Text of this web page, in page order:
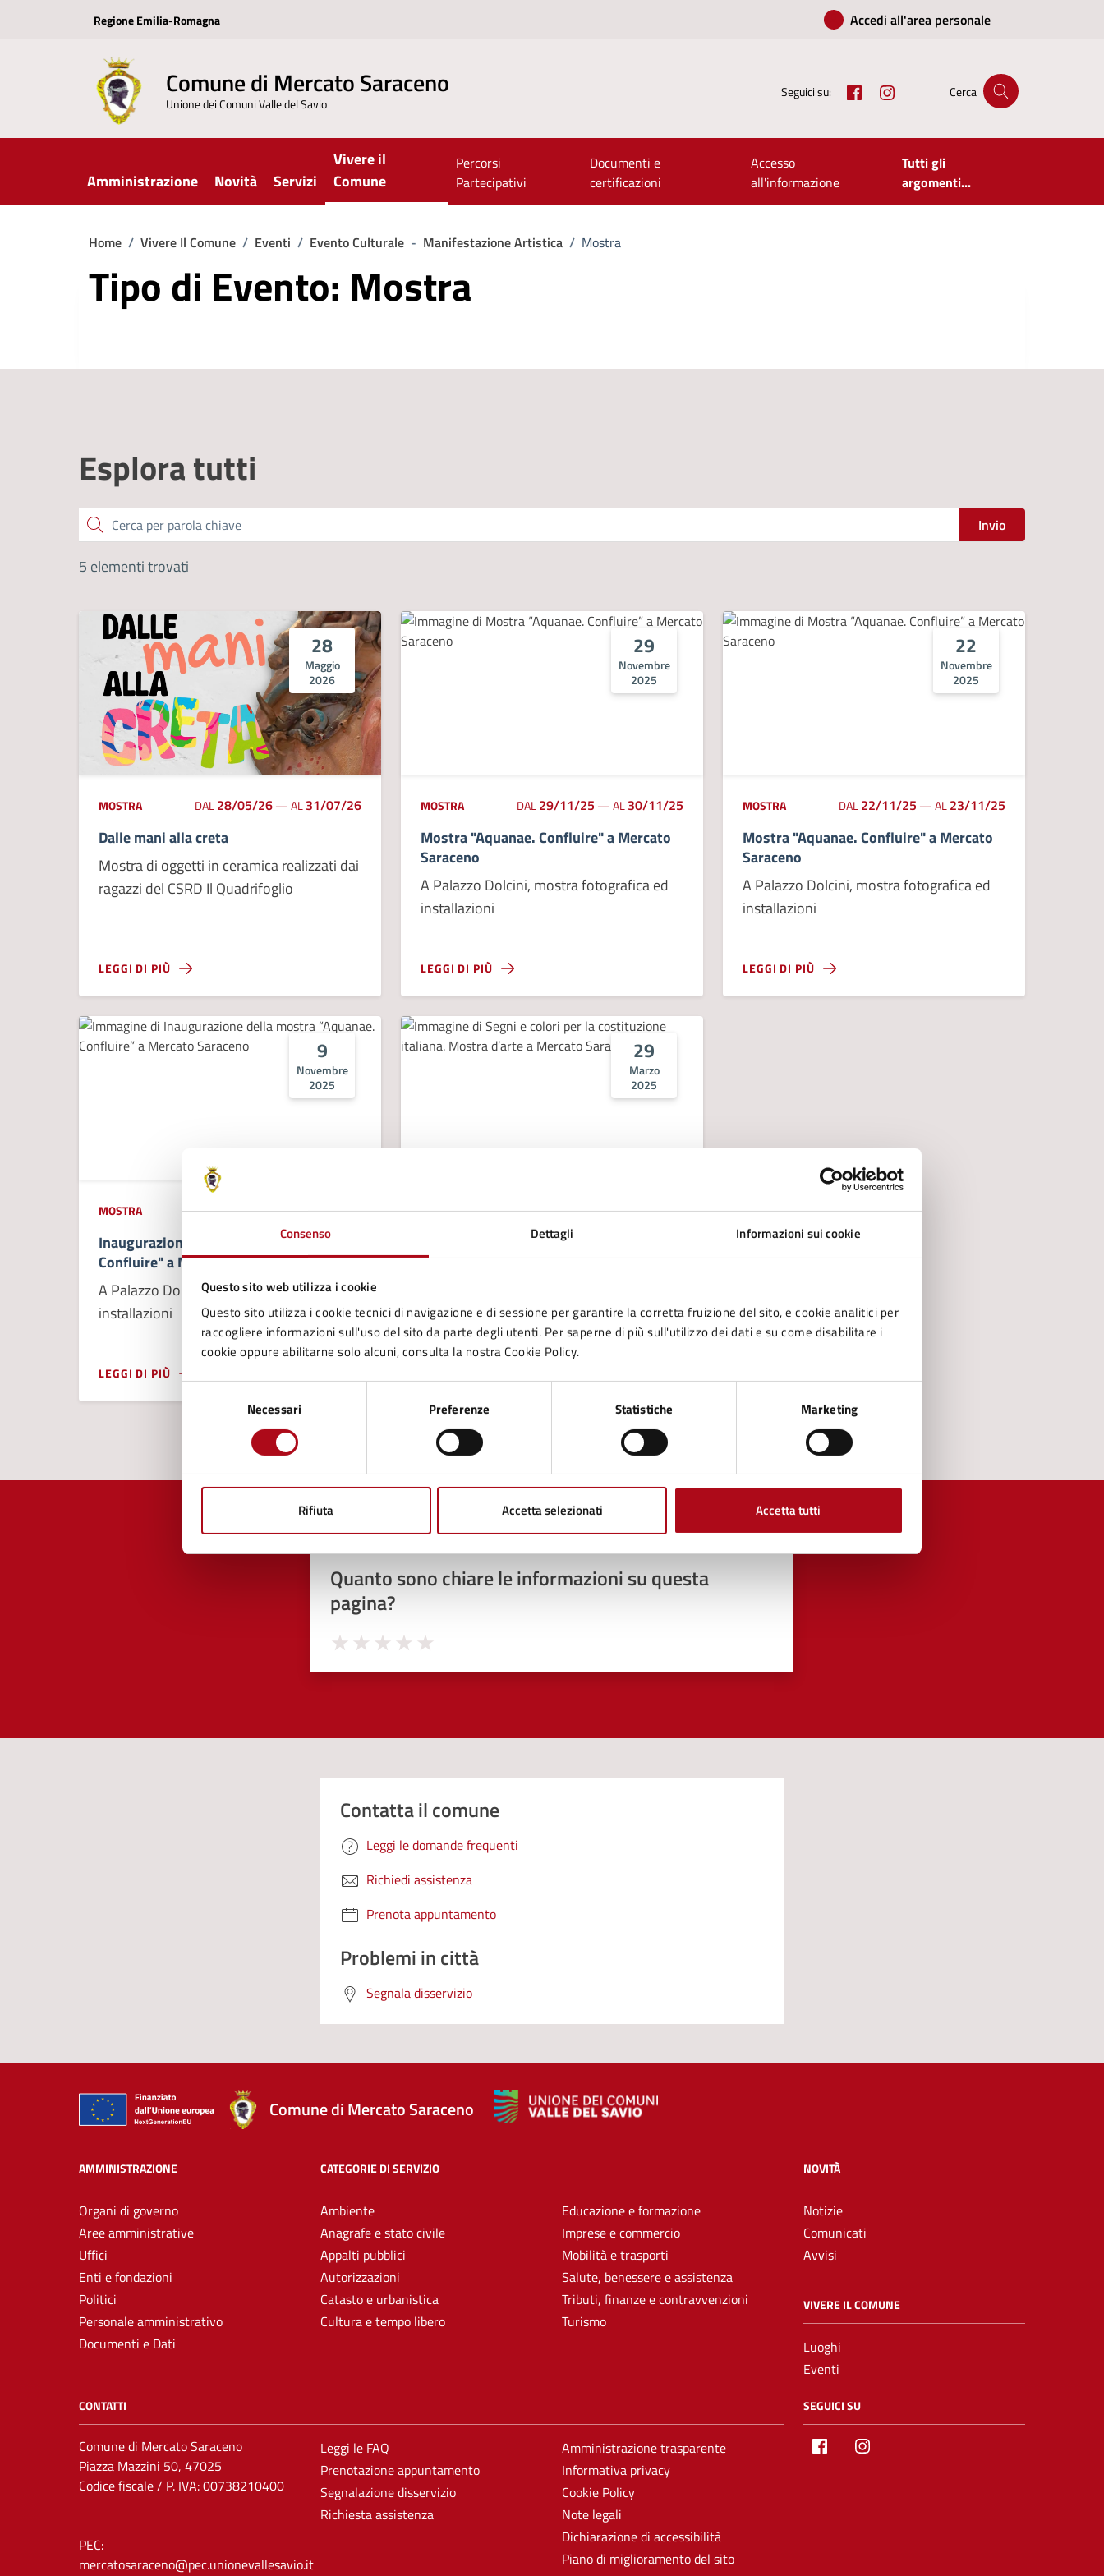
Consenso Dettagli Informazioni sui cookie
Questo sito web utilizza i cookie
Questo sito utilizza i cookie tecnici di navigazione e di sessione per garantire la corretta fruizione del sito, e cookie analitici per
raccogliere informazioni sull'uso del sito da parte degli utenti. Per saperne di più sull'utilizzo dei dati e su come disabilitare i
cookie oppure abilitarne solo alcuni, consulta la nostra Cookie Policy.
Necessari Preferenze Statistiche Marketing
Rifiuta Accetta selezionati Accetta tutti
Regione Emilia-Romagna Accedi all'area personale
Comune di Mercato Saraceno
Unione dei Comuni Valle del Savio
Seguici su: FacebookInstagramCerca
Amministrazione Novità Servizi
Vivere il
Comune
Percorsi
Partecipativi
Documenti e
certificazioni
Accesso
all'informazione
Tutti gli
argomenti...
Home / Vivere Il Comune / Eventi / Evento Culturale - Manifestazione Artistica / Mostra
Tipo di Evento: Mostra
Esplora tutti
Cerca Invio
5 elementi trovati
28
Maggio
2026
MOSTRA DAL28/05/26—AL31/07/26
Dalle mani alla creta
Mostra di oggetti in ceramica realizzati dai
ragazzi del CSRD Il Quadrifoglio
LEGGI DI PIÙ
29
Novembre
2025
MOSTRA DAL29/11/25 —AL30/11/25
Mostra "Aquanae. Confluire" a Mercato
Saraceno
A Palazzo Dolcini, mostra fotografica ed
installazioni
LEGGI DI PIÙ
22
Novembre
2025
MOSTRA DAL22/11/25 —AL23/11/25
Mostra "Aquanae. Confluire" a Mercato
Saraceno
A Palazzo Dolcini, mostra fotografica ed
installazioni
LEGGI DI PIÙ
9
Novembre
2025
MOSTRA DAL09/11/25—AL09/11/25
Inaugurazione della mostra "Aquanae.
Confluire" a Mercato Saraceno
A Palazzo Dolcini, mostra fotografica ed
installazioni
LEGGI DI PIÙ
29
Marzo
2025
MOSTRA DAL29/03/25—AL13/04/25
Segni e colori per la costituzione
italiana. Mostra d’arte a Mercato
presentata ed inaugurata a Mercato
Saraceno, presso lo spazio espositivo
retrostante al palazzo Comunale (Piazza
Mazzini, 50) la mostra Prove artistiche di
Costituzione. Segni e colori per la
Costituzione Italiana,
Quanto sono chiare le informazioni su questa
pagina?
Contatta il comune
Leggi le domande frequenti
Richiedi assistenza
Prenota appuntamento
Problemi in città
Segnala disservizio
Comune di Mercato Saraceno
AMMINISTRAZIONE
Organi di governo
Aree amministrative
Uffici
Enti e fondazioni
Politici
Personale amministrativo
Documenti e Dati
CATEGORIE DI SERVIZIO
Ambiente
Anagrafe e stato civile
Appalti pubblici
Autorizzazioni
Catasto e urbanistica
Cultura e tempo libero
Educazione e formazione
Imprese e commercio
Mobilità e trasporti
Salute, benessere e assistenza
Tributi, finanze e contravvenzioni
Turismo
NOVITÀ
Notizie
Comunicati
Avvisi
VIVERE IL COMUNE
Luoghi
Eventi
CONTATTI
Comune di Mercato Saraceno
Piazza Mazzini 50, 47025
Codice fiscale / P. IVA: 00738210400
PEC:
mercatosaraceno@pec.unionevallesavio.it
Leggi le FAQ
Prenotazione appuntamento
Segnalazione disservizio
Richiesta assistenza
Amministrazione trasparente
Informativa privacy
Cookie Policy
Note legali
Dichiarazione di accessibilità
Piano di miglioramento del sito
SEGUICI SU
Facebook